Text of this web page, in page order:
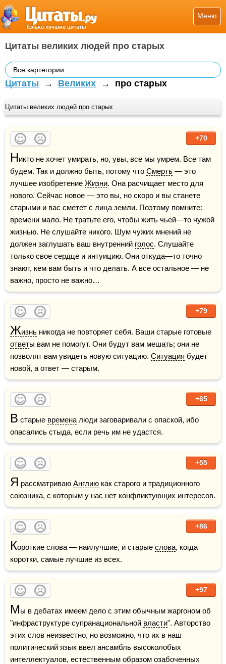
Меню
Цитаты великих людей про старых
Все картегории
Цитаты → Великих → про старых
Цитаты великих людей про старых
+70
Никто не хочет умирать, но, увы, все мы умрем. Все там
будем. Так и должно быть, потому что Смерть — это
лучшее изобретение Жизни. Она расчищает место для
нового. Сейчас новое — это вы, но скоро и вы станете
старыми и вас сметет с лица земли. Поэтому помните:
времени мало. Не тратьте его, чтобы жить чьей—то чужой
жизнью. Не слушайте никого. Шум чужих мнений не
должен заглушать ваш внутренний голос. Слушайте
только свое сердце и интуицию. Они откуда—то точно
знают, кем вам быть и что делать. А все остальное — не
важно, просто не важно…
+79
Жизнь
ответы вам не помогут. Они будут вам мешать; они не
позволят вам увидеть новую ситуацию. Ситуация будет
новой, а ответ — старым.
+65
В старые времена люди заговаривали с опаской, ибо
опасались стыда, если речь им не удастся.
+55
Я рассматриваю Англию как старого и традиционного
союзника, с которым у нас нет конфликтующих интересов.
+86
Короткие слова — наилучшие, и старые слова, когда
коротки, самые лучшие из всех.
+97
Мы в дебатах имеем дело с этим обычным жаргоном об
"инфраструктуре супранациональной власти". Авторство
этих слов неизвестно, но возможно, что их в наш
политический язык ввел ансамбль высоколобых
интеллектуалов, естественным образом озабоченных